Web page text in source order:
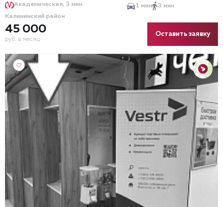
Академическая, 3 мин
1 мин
3 мин
Калининский район
45 000
руб. в месяц
Оставить заявку